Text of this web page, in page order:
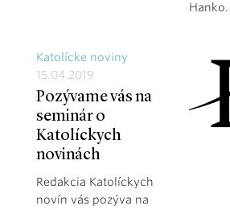
Hanko.
Katolícke noviny
15.04.2019
Pozývame vás na
seminár o
Katolíckych
novinách
Redakcia Katolíckych
novín vás pozýva na